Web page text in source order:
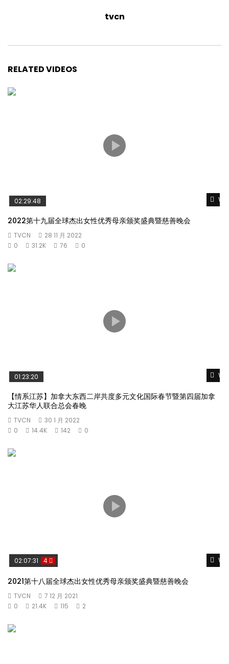
tvcn
RELATED VIDEOS
02:29:48
2022第十九届全球杰出女性优秀母亲颁奖盛典暨慈善晚会
TVCN
28 11 月 2022
0
31.2K 76 0
01:23:20
【情系江苏】加拿大东西二岸共度多元文化国际春节暨第四届加拿
大江苏华人联合总会春晚
TVCN
30 1 月 2022
0
14.4K 142 0
02:07:31 4
2021第十八届全球杰出女性优秀母亲颁奖盛典暨慈善晚会
TVCN
7 12 月 2021
0
21.4K 115 2